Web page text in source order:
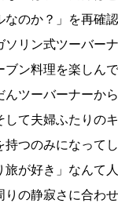
なのか？」を再確
ソリン式ツーバー
ブン料理を楽しん
ツーバーナーか
て夫婦ふたりの
持つのみになって
旅が好き」なんて
りの静寂さに合わ